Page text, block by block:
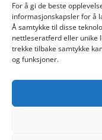
For å gi de beste
informasjonskapsler for å
Å samtykke til disse
nettleseratferd eller unike
trekke tilbake samtykke
og funksjoner.
SOSIALE
Utviklet av